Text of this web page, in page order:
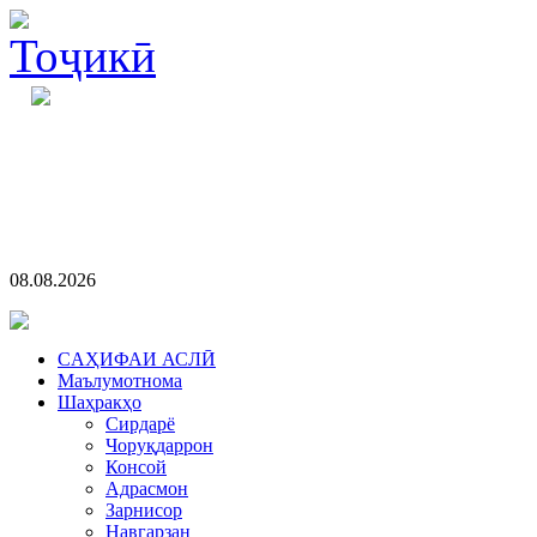
08.08.2026
CАҲИФАИ АСЛӢ
Маълумотнома
Шаҳракҳо
Сирдарё
Чоруқдаррон
Консой
Адрасмон
Зарнисор
Навгарзан